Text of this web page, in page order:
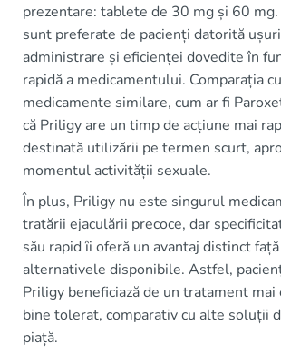
prezentare: tablete de 30 mg și 60
sunt preferate de pacienți datorită
administrare și eficienței dovedite în
rapidă a medicamentului. Comparația
medicamente similare, cum ar fi
că Priligy are un timp de acțiune mai
destinată utilizării pe termen scurt,
momentul activității sexuale.
În plus, Priligy nu este singurul
tratării ejaculării precoce, dar
său rapid îi oferă un avantaj distinct
alternativele disponibile. Astfel,
Priligy beneficiază de un tratament mai
bine tolerat, comparativ cu alte soluții
piață.